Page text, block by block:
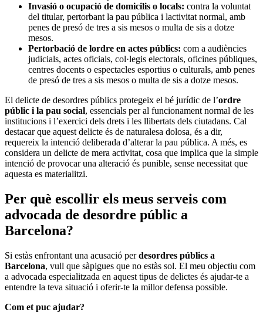
Invasió o ocupació de domicilis o locals: contra la voluntat
del titular, pertorbant la pau pública i lactivitat normal, amb
penes de presó de tres a sis mesos o multa de sis a dotze
mesos.
Pertorbació de lordre en actes públics: com a audiències
judicials, actes oficials, col·legis electorals, oficines públiques,
centres docents o espectacles esportius o culturals, amb penes
de presó de tres a sis mesos o multa de sis a dotze mesos.
El delicte de desordres públics protegeix el bé jurídic de l’ordre
públic i la pau social, essencials per al funcionament normal de les
institucions i l’exercici dels drets i les llibertats dels ciutadans. Cal
destacar que aquest delicte és de naturalesa dolosa, és a dir,
requereix la intenció deliberada d’alterar la pau pública. A més, es
considera un delicte de mera activitat, cosa que implica que la simple
intenció de provocar una alteració és punible, sense necessitat que
aquesta es materialitzi.
Per què escollir els meus serveis com
advocada de desordre públic a
Barcelona?
Si estàs enfrontant una acusació perdesordres públics a
Barcelona, ​​vull que sàpigues que no estàs sol. El meu objectiu com
a advocada especialitzada en aquest tipus de delictes és ajudar-te a
entendre la teva situació i oferir-te la millor defensa possible.
Com et puc ajudar?